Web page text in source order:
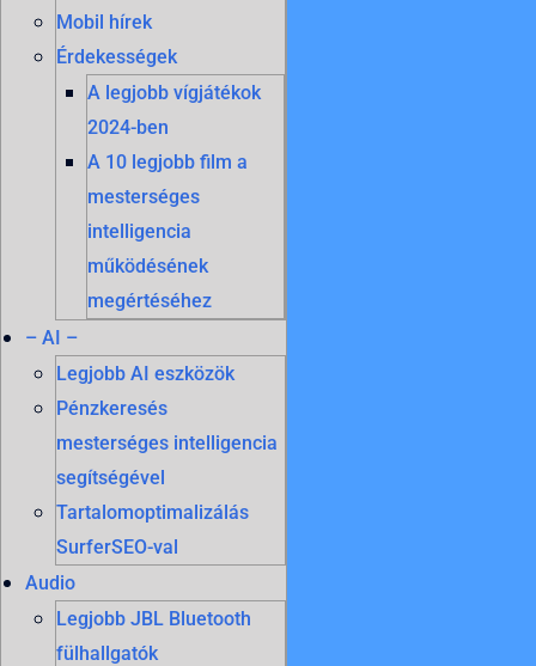
Mobil hírek
Érdekességek
A legjobb vígjátékok
2024-ben
A 10 legjobb film a
mesterséges
intelligencia
működésének
megértéséhez
– AI –
Legjobb AI eszközök
Pénzkeresés
mesterséges intelligencia
segítségével
Tartalomoptimalizálás
SurferSEO-val
Audio
Legjobb JBL Bluetooth
fülhallgatók